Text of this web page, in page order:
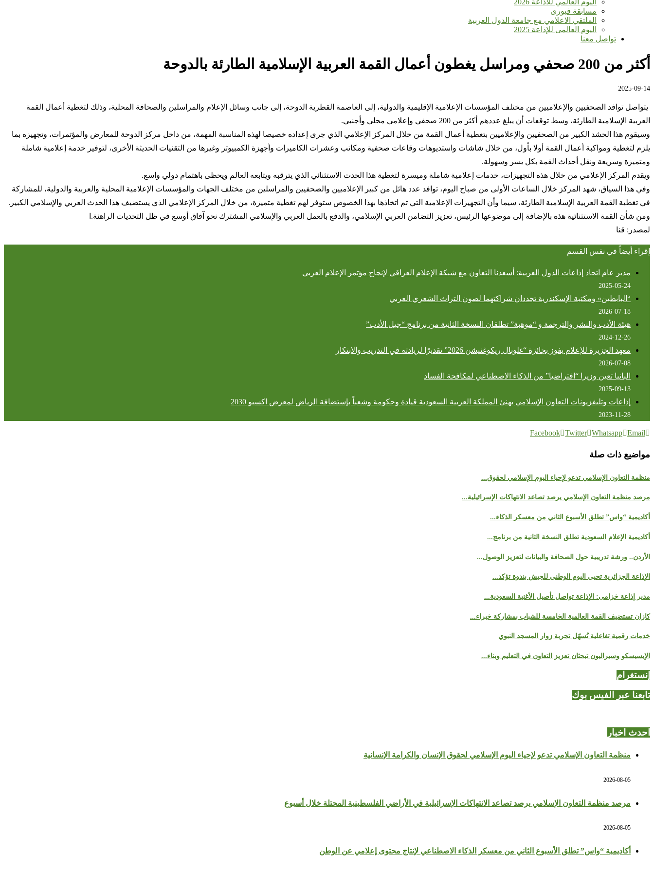
اليوم العالمي للأذاعة 2026
مسابقة فيورى
الملتقي الاعلامي مع جامعة الدول العربية
اليوم العالمى للإذاعة 2025
تواصل معنا
أكثر من 200 صحفي ومراسل يغطون أعمال القمة العربية الإسلامية الطارئة بالدوحة
2025-09-14
يتواصل توافد الصحفيين والإعلاميين من مختلف المؤسسات الإعلامية الإقليمية والدولية، إلى العاصمة القطرية الدوحة، إلى جانب وسائل الإعلام والمراسلين والصحافة المحلية، وذلك لتغطية أعمال القمة
العربية الإسلامية الطارئة، وسط توقعات أن يبلغ عددهم أكثر من 200 صحفي وإعلامي محلي وأجنبي.
وسيقوم هذا الحشد الكبير من الصحفيين والإعلاميين بتغطية أعمال القمة من خلال المركز الإعلامي الذي جرى إعداده خصيصا لهذه المناسبة المهمة، من داخل مركز الدوحة للمعارض والمؤتمرات، وتجهيزه بما
يلزم لتغطية ومواكبة أعمال القمة أولا بأول، من خلال شاشات واستديوهات وقاعات صحفية ومكاتب وعشرات الكاميرات وأجهزة الكمبيوتر وغيرها من التقنيات الحديثة الأخرى، لتوفير خدمة إعلامية شاملة
ومتميزة وسريعة ونقل أحداث القمة بكل يسر وسهولة.
ويقدم المركز الإعلامي من خلال هذه التجهيزات، خدمات إعلامية شاملة وميسرة لتغطية هذا الحدث الاستثنائي الذي يترقبه ويتابعه العالم ويحظى باهتمام دولي واسع.
وفي هذا السياق، شهد المركز خلال الساعات الأولى من صباح اليوم، توافد عدد هائل من كبير الإعلاميين والصحفيين والمراسلين من مختلف الجهات والمؤسسات الإعلامية المحلية والعربية والدولية، للمشاركة
في تغطية القمة العربية الإسلامية الطارئة، سيما وأن التجهيزات الإعلامية التي تم اتخاذها بهذا الخصوص ستوفر لهم تغطية متميزة، من خلال المركز الإعلامي الذي يستضيف هذا الحدث العربي والإسلامي الكبير.
ومن شأن القمة الاستثنائية هذه بالإضافة إلى موضوعها الرئيس، تعزيز التضامن العربي الإسلامي، والدفع بالعمل العربي والإسلامي المشترك نحو آفاق أوسع في ظل التحديات الراهنة.ا
لمصدر: قنا
إقراء أيضاً في نفس القسم
مدير عام اتحاد إذاعات الدول العربية: أسعدنا التعاون مع شبكة الإعلام العراقي لإنجاح مؤتمر الإعلام العربي
2025-05-24
“البابطين» ومكتبة الإسكندرية تجددان شراكتهما لصون التراث الشعري العربي
2026-07-18
هيئة الأدب والنشر والترجمة و “موهبة” تطلقان النسخة الثانية من برنامج “جيل الأدب”
2024-12-26
معهد الجزيرة للإعلام يفوز بجائزة “غلوبال ريكوغنيشن 2026” تقديرًا لريادته في التدريب والابتكار
2026-07-08
البانيا تعين وزيرا “افتراضيا” من الذكاء الاصطناعي لمكافحة الفساد
2025-09-13
إذاعات وتليفزيونات التعاون الإسلامي يهنئ المملكة العربية السعودية قيادة وحكومة وشعباً بإستضافة الرياض لمعرض اكسبو 2030
2023-11-28
Facebook Twitter Whatsapp Email
مواضيع ذات صلة
منظمة التعاون الإسلامي تدعو لإحياء اليوم الإسلامي لحقوق...
مرصد منظمة التعاون الإسلامي يرصد تصاعد الانتهاكات الإسرائيلية...
أكاديمية “واس” تطلق الأسبوع الثاني من معسكر الذكاء...
أكاديمية الإعلام السعودية تطلق النسخة الثانية من برنامج...
الأردن.. ورشة تدريبية حول الصحافة والبيانات لتعزيز الوصول...
الإذاعة الجزائرية تحيي اليوم الوطني للجيش بندوة تؤكد...
مدير إذاعة خزامى: الإذاعة تواصل تأصيل الأغنية السعودية...
كازان تستضيف القمة العالمية الخامسة للشباب بمشاركة خبراء...
خدمات رقمية تفاعلية تُسهّل تجربة زوار المسجد النبوي
الإيسيسكو وسيراليون تبحثان تعزيز التعاون في التعليم وبناء...
إنستغرام
تابعنا عبر الفيس بوك
احدث اخبار
منظمة التعاون الإسلامي تدعو لإحياء اليوم الإسلامي لحقوق الإنسان والكرامة الإنسانية
2026-08-05
مرصد منظمة التعاون الإسلامي يرصد تصاعد الانتهاكات الإسرائيلية في الأراضي الفلسطينية المحتلة خلال أسبوع
2026-08-05
أكاديمية “واس” تطلق الأسبوع الثاني من معسكر الذكاء الاصطناعي لإنتاج محتوى إعلامي عن الوطن